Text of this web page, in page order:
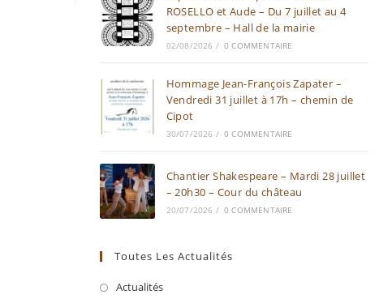
ROSELLO et Aude – Du 7 juillet au 4
septembre – Hall de la mairie
02/08/2026 / 0 COMMENTAIRE
Hommage Jean-François Zapater –
Vendredi 31 juillet à 17h – chemin de
Cipot
30/07/2026 / 0 COMMENTAIRE
Chantier Shakespeare – Mardi 28 juillet
– 20h30 – Cour du château
20/07/2026 / 0 COMMENTAIRE
Toutes Les Actualités
Actualités